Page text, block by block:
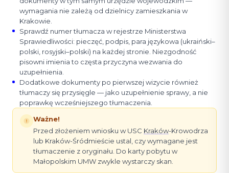
wymagania nie zależą od dzielnicy zamieszkania w
Krakowie.
Sprawdź numer tłumacza w rejestrze Ministerstwa
Sprawiedliwości: pieczęć, podpis, para językowa (ukraiński–
polski, rosyjski–polski) na każdej stronie. Niezgodność
pisowni imienia to częsta przyczyna wezwania do
uzupełnienia.
Dodatkowe dokumenty po pierwszej wizycie również
tłumaczy się przysięgle — jako uzupełnienie sprawy, a nie
poprawkę wcześniejszego tłumaczenia.
Ważne!
Przed złożeniem wniosku w USC Kraków-Krowodrza
lub Kraków-Śródmieście ustal, czy wymagane jest
tłumaczenie z oryginału. Do karty pobytu w
Małopolskim UMW zwykle wystarczy skan.